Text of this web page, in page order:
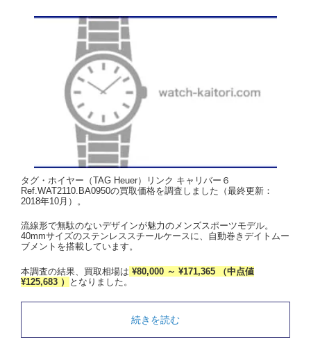
タグ・ホイヤー（TAG Heuer）リンク キャリバー６
Ref.WAT2110.BA0950の買取価格を調査しました（最終更新：
2018年10月）。
流線形で無駄のないデザインが魅力のメンズスポーツモデル。
40mmサイズのステンレススチールケースに、自動巻きデイトムー
ブメントを搭載しています。
本調査の結果、買取相場は ¥80,000 ～ ¥171,365 （中点値
¥125,683 ）
となりました。
続きを読む